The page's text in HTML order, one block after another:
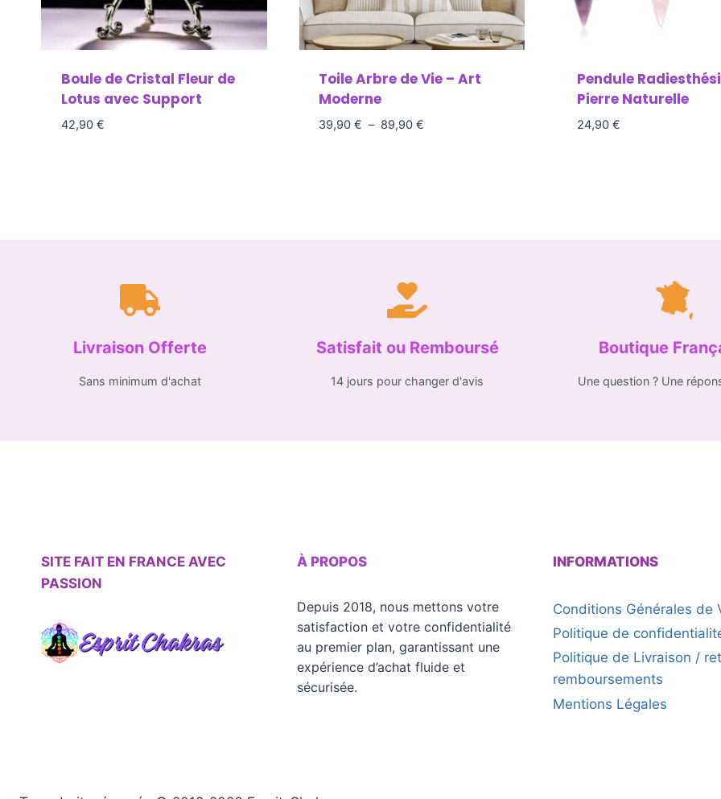
Boule de Cristal Fleur de
Lotus avec Support
42,90 €
Toile Arbre de Vie – Art
Moderne
39,90 € – 89,90 €
Pendule
Pierre Naturelle
24,90 €
Livraison Offerte
Sans minimum d'achat
Satisfait ou Remboursé
14 jours pour changer d'avis
Boutique
Une question ? Une
SITE FAIT EN FRANCE AVEC
PASSION
À PROPOS
Depuis 2018, nous mettons votre
satisfaction et votre confidentialité
au premier plan, garantissant une
expérience d’achat fluide et
sécurisée.
INFORMATIONS
Conditions Générales de
Politique de
Politique de Livraison /
remboursements
Mentions Légales